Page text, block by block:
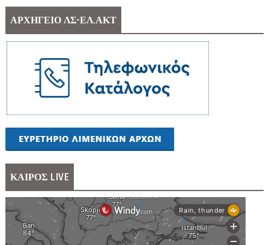
ΑΡΧΗΓΕΙΟ ΛΣ-ΕΛ.ΑΚΤ
ΚΑΙΡΟΣ LIVE